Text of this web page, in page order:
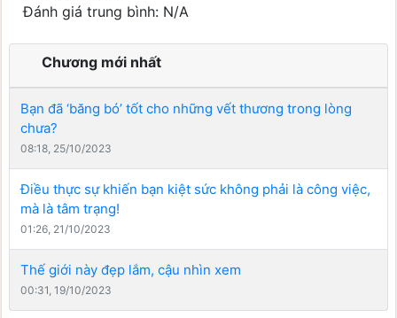
Đánh giá trung bình: N/A
Chương mới nhất
Bạn đã ‘băng bó’ tốt cho những vết thương trong lòng
chưa?
08:18, 25/10/2023
Điều thực sự khiến bạn kiệt sức không phải là công việc,
mà là tâm trạng!
01:26, 21/10/2023
Thế giới này đẹp lắm, cậu nhìn xem
00:31, 19/10/2023